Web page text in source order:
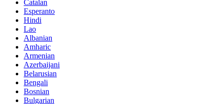
Catalan
Esperanto
Hindi
Lao
Albanian
Amharic
Armenian
Azerbaijani
Belarusian
Bengali
Bosnian
Bulgarian